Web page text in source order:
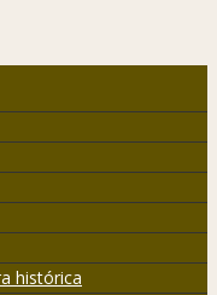
histórica